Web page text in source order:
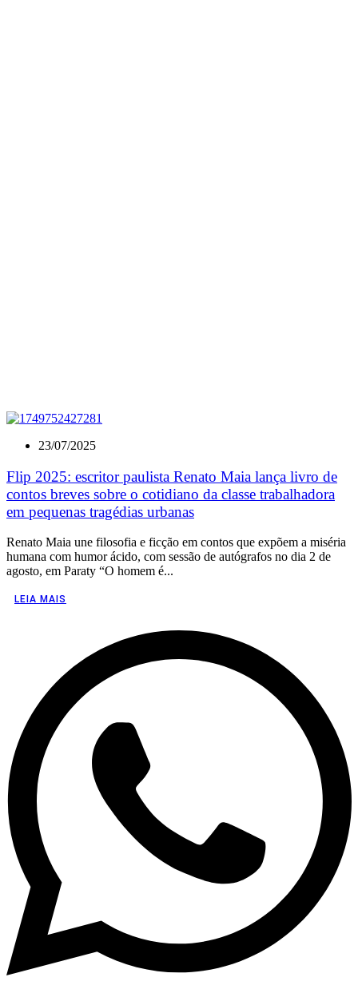
23/07/2025
Flip 2025: escritor paulista Renato Maia lança livro de
contos breves sobre o cotidiano da classe trabalhadora
em pequenas tragédias urbanas
Renato Maia une filosofia e ficção em contos que expõem a miséria
humana com humor ácido, com sessão de autógrafos no dia 2 de
agosto, em Paraty “O homem é...
LEIA MAIS